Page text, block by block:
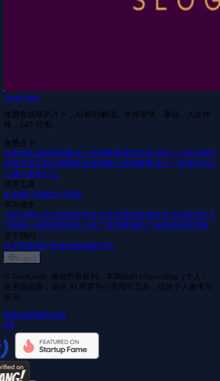
TarotGuide
免费在线塔罗占卜，AI 即时解读。支持爱情、事业、人生抉
择，24/7 可用。
免费占卜
塔罗牌生成器单牌解读三张牌阵爱情塔罗凯尔特十字塔罗师对
话塔罗命运牌全部牌阵五张牌阵七张牌阵事业占卜 灵魂伴侣占
卜他心里想什么
塔罗工具
出生牌计算组合计算器
学习塔罗
大阿卡纳小阿卡纳塔罗牌含义塔罗牌牌组博客常见问题塔罗入
门指南一副塔罗牌有多少张？ 塔罗牌准吗？ 如何使用塔罗牌
关于我们
关于联系用户反馈价格更新日志
English
© TarotGuide. 保留所有权利。本网站由 Chuweifeng（个人）
在美国运营，提供 AI 塔罗与心灵指引工具，仅供个人参考与
娱乐。
隐私政策服务条款